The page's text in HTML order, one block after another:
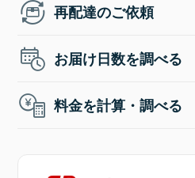
再配達のご依頼
お届け日数を調べる
料金を計算・調べる